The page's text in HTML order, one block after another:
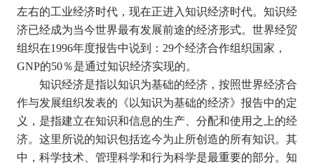
左右的工业经济时代，现在正进入知识经济时代。知识经
济已经成为当今世界最有发展前途的经济形式。世界经贸
组织在1996年度报告中说到： 29个经济合作组织国家，
GNP的50％是通过知识经济实现的。
知识经济是指以知识为基础的经济，按照世界经济合
作与发展组织发表的《以知识为基础的经济》报告中的定
义，是指建立在知识和信息的生产、分配和使用之上的经
济。这里所说的知识包括迄今为止所创造的所有知识。其
中，科学技术、管理科学和行为科学是最重要的部分。知